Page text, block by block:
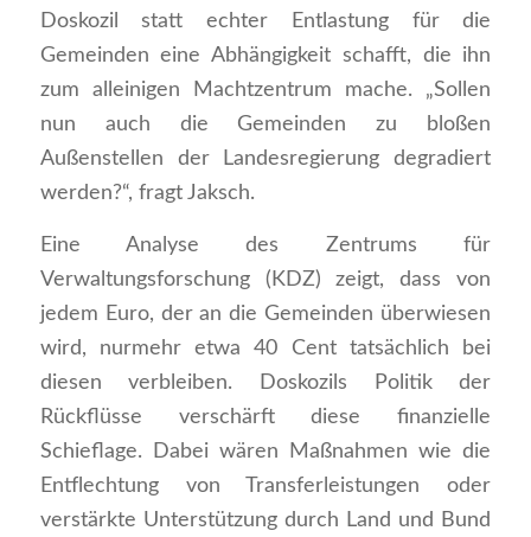
Doskozil statt echter Entlastung für die
Gemeinden eine Abhängigkeit schafft, die ihn
zum alleinigen Machtzentrum mache. „Sollen
nun auch die Gemeinden zu bloßen
Außenstellen der Landesregierung degradiert
werden?“, fragt Jaksch.
Eine Analyse des Zentrums für
Verwaltungsforschung (KDZ) zeigt, dass von
jedem Euro, der an die Gemeinden überwiesen
wird, nurmehr etwa 40 Cent tatsächlich bei
diesen verbleiben. Doskozils Politik der
Rückflüsse verschärft diese finanzielle
Schieflage. Dabei wären Maßnahmen wie die
Entflechtung von Transferleistungen oder
verstärkte Unterstützung durch Land und Bund